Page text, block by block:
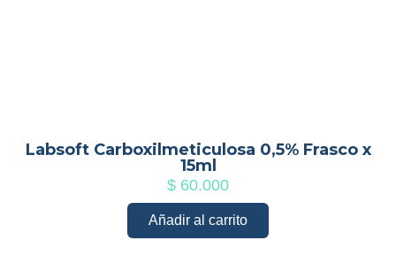
Labsoft Carboxilmeticulosa 0,5% Frasco x
15ml
$ 60.000
Añadir al carrito